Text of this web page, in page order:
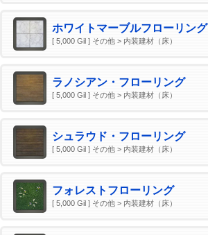
ホワイトマーブルフローリング
[ 5,000 Gil ] その他 > 内装建材（床）
ラノシアン・フローリング
[ 5,000 Gil ] その他 > 内装建材（床）
シュラウド・フローリング
[ 5,000 Gil ] その他 > 内装建材（床）
フォレストフローリング
[ 5,000 Gil ] その他 > 内装建材（床）